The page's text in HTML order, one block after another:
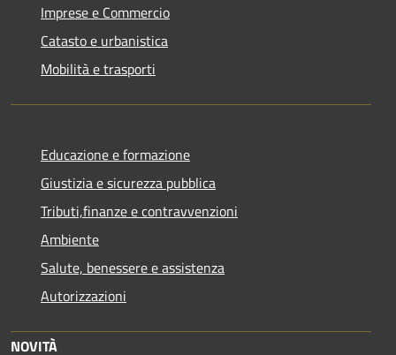
Imprese e Commercio
Catasto e urbanistica
Mobilità e trasporti
Educazione e formazione
Giustizia e sicurezza pubblica
Tributi,finanze e contravvenzioni
Ambiente
Salute, benessere e assistenza
Autorizzazioni
NOVITÀ